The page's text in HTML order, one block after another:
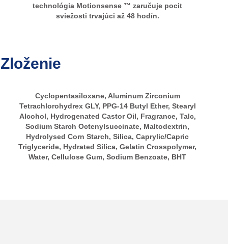
technológia Motionsense ™ zaručuje pocit
sviežosti trvajúci až 48 hodín.
Zloženie
Cyclopentasiloxane, Aluminum Zirconium
Tetrachlorohydrex GLY, PPG-14 Butyl Ether, Stearyl
Alcohol, Hydrogenated Castor Oil, Fragrance, Talc,
Sodium Starch Octenylsuccinate, Maltodextrin,
Hydrolysed Corn Starch, Silica, Caprylic/Capric
Triglyceride, Hydrated Silica, Gelatin Crosspolymer,
Water, Cellulose Gum, Sodium Benzoate, BHT